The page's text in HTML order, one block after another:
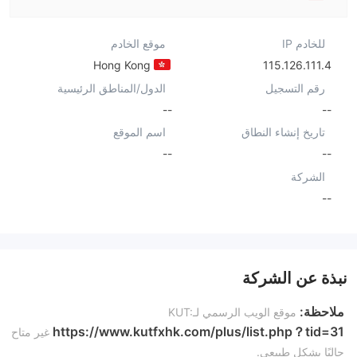
للخادم IP
115.126.111.4
موقع الخادم
Hong Kong
رقم التسجيل
--
الدول/المناطق الرئيسية
--
تاريخ إنشاء النطاق
--
اسم الموقع
--
الشركة
--
نبذة عن الشركة
ملاحظة: موقع الويب الرسمي لـKUT:
https://www.kutfxhk.com/plus/list.php？tid=31 غير متاح
حاليًا بشكل طبيعي.